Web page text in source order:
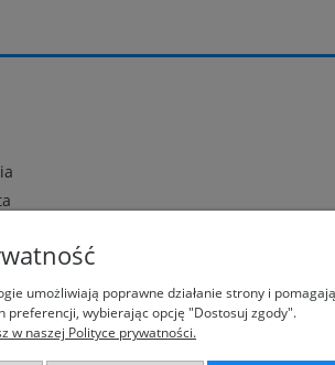
umożliwiają poprawne działanie strony i
preferencji, wybierając opcję "Dostosuj zgody".
w naszej Polityce prywatności.